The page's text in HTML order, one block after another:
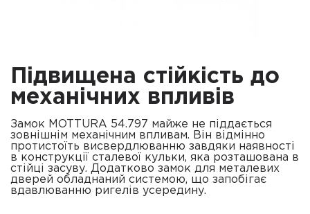
Підвищена стійкість до
механічних впливів
Замок MOTTURA 54.797 майже не піддається
зовнішнім механічним впливам. Він відмінно
протистоїть висвердлюванню завдяки наявності
в конструкції сталевої кульки, яка розташована в
стійці засуву. Додатково замок для металевих
дверей обладнаний системою, що запобігає
вдавлюванню ригелів усередину.